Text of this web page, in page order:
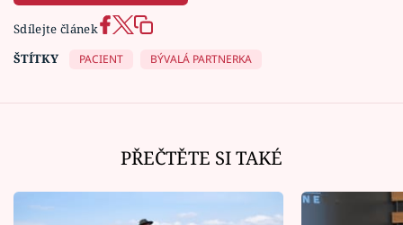
Sdílejte článek
ŠTÍTKY
PACIENT BÝVALÁ PARTNERKA
PŘEČTĚTE SI TAKÉ